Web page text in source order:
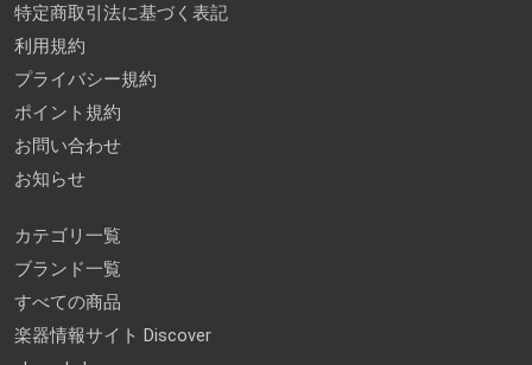
特定商取引法に基づく表記
利用規約
プライバシー規約
ポイント規約
お問い合わせ
お知らせ
カテゴリ一覧
ブランド一覧
すべての商品
楽器情報サイト Discover